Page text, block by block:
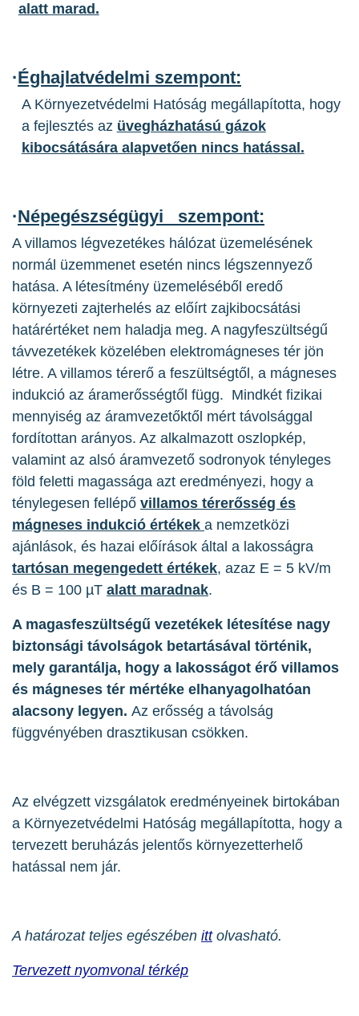
alatt marad.
·Éghajlatvédelmi szempont:
A Környezetvédelmi Hatóság megállapította, hogy
a fejlesztés az üvegházhatású gázok
kibocsátására alapvetően nincs hatással.
·Népegészségügyi szempont:
A villamos légvezetékes hálózat üzemelésének
normál üzemmenet esetén nincs légszennyező
hatása. A létesítmény üzemeléséből eredő
környezeti zajterhelés az előírt zajkibocsátási
határértéket nem haladja meg. A nagyfeszültségű
távvezetékek közelében elektromágneses tér jön
létre. A villamos térerő a feszültségtől, a mágneses
indukció az áramerősségtől függ. Mindkét fizikai
mennyiség az áramvezetőktől mért távolsággal
fordítottan arányos. Az alkalmazott oszlopkép,
valamint az alsó áramvezető sodronyok tényleges
föld feletti magassága azt eredményezi, hogy a
ténylegesen fellépő villamos térerősség és
mágneses indukció értékek a nemzetközi
ajánlások, és hazai előírások által a lakosságra
tartósan megengedett értékek, azaz E = 5 kV/m
és B = 100 µT alatt maradnak.
A magasfeszültségű vezetékek létesítése nagy
biztonsági távolságok betartásával történik,
mely garantálja, hogy a lakosságot érő villamos
és mágneses tér mértéke elhanyagolhatóan
alacsony legyen. Az erősség a távolság
függvényében drasztikusan csökken.
Az elvégzett vizsgálatok eredményeinek birtokában
a Környezetvédelmi Hatóság megállapította, hogy a
tervezett beruházás jelentős környezetterhelő
hatással nem jár.
A határozat teljes egészében ittolvasható.
Tervezett nyomvonal térkép